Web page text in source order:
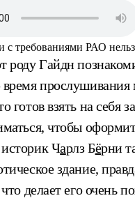
с требованиями РАО
роду Гайдн
прослушивания
готов взять на себя
чтобы
Чарлз Бёрни
здание,
что делает его очень